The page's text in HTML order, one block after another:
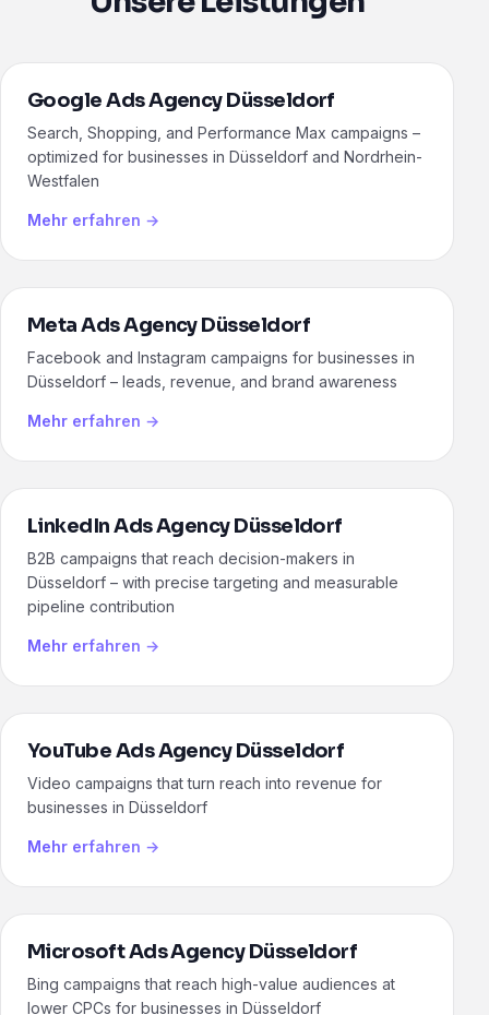
Google Ads Agency Düsseldorf
Search, Shopping, and Performance Max campaigns –
optimized for businesses in Düsseldorf and Nordrhein-
Westfalen
Mehr erfahren →
Meta Ads Agency Düsseldorf
Facebook and Instagram campaigns for businesses in
Düsseldorf – leads, revenue, and brand awareness
Mehr erfahren →
LinkedIn Ads Agency Düsseldorf
B2B campaigns that reach decision-makers in
Düsseldorf – with precise targeting and measurable
pipeline contribution
Mehr erfahren →
YouTube Ads Agency Düsseldorf
Video campaigns that turn reach into revenue for
businesses in Düsseldorf
Mehr erfahren →
Microsoft Ads Agency Düsseldorf
Bing campaigns that reach high-value audiences at
lower CPCs for businesses in Düsseldorf